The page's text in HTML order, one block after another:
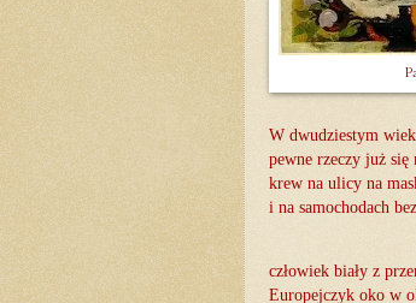
W dwudziestym
pewne rzeczy już się
krew na ulicy na
i na samochodach
człowiek biały z
Europejczyk oko w